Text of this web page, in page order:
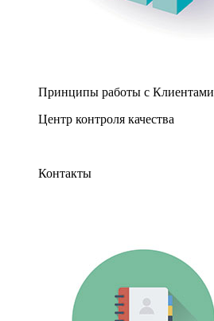
Принципы работы с Клиентами
Центр контроля качества
Контакты